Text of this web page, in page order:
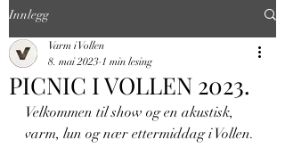
Innlegg
PICNIC I VOLLEN 2023.
Varm i Vollen
8. mai 2023 1 min lesing
Velkommen til show og en akustisk,
varm, lun og nær ettermiddag i Vollen.